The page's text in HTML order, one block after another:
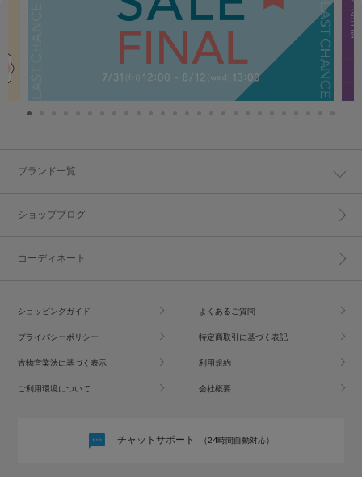
ブランド一覧
ショップブログ
コーディネート
ショッピングガイド よくあるご質問
プライバシーポリシー 特定商取引に基づく表記
古物営業法に基づく表示 利用規約
ご利用環境について 会社概要
チャットサポート （24時間自動対応）